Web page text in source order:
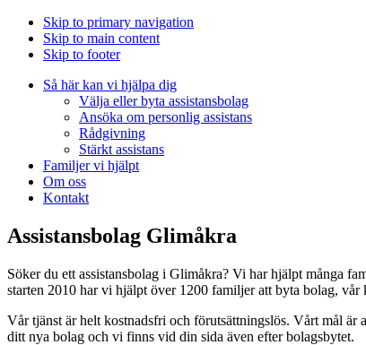
Skip to primary navigation
Skip to main content
Skip to footer
Så här kan vi hjälpa dig
Välja eller byta assistansbolag
Ansöka om personlig assistans
Rådgivning
Stärkt assistans
Familjer vi hjälpt
Om oss
Kontakt
Assistansbolag Glimåkra
Söker du ett assistansbolag i Glimåkra? Vi har hjälpt många
starten 2010 har vi hjälpt över 1200 familjer att byta bolag,
Vår tjänst är helt kostnadsfri och förutsättningslös. Vårt mål är
ditt nya bolag och vi finns vid din sida även efter bolagsbytet.